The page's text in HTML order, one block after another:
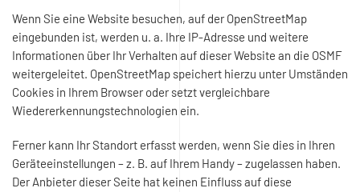
Wenn Sie eine Website besuchen, auf der OpenStreetMap
eingebunden ist, werden u. a. Ihre IP-Adresse und weitere
Informationen über Ihr Verhalten auf dieser Website an die OSMF
weitergeleitet. OpenStreetMap speichert hierzu unter Umständen
Cookies in Ihrem Browser oder setzt vergleichbare
Wiedererkennungstechnologien ein.
Ferner kann Ihr Standort erfasst werden, wenn Sie dies in Ihren
Geräteeinstellungen – z. B. auf Ihrem Handy – zugelassen haben.
Der Anbieter dieser Seite hat keinen Einfluss auf diese